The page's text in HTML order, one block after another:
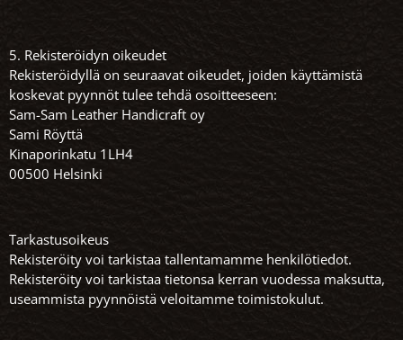
5. Rekisteröidyn oikeudet
Rekisteröidyllä on seuraavat oikeudet, joiden käyttämistä
koskevat pyynnöt tulee tehdä osoitteeseen:
Sam-Sam Leather Handicraft oy
Sami Röyttä
Kinaporinkatu 1LH4
00500 Helsinki
Tarkastusoikeus
Rekisteröity voi tarkistaa tallentamamme henkilötiedot.
Rekisteröity voi tarkistaa tietonsa kerran vuodessa maksutta,
useammista pyynnöistä veloitamme toimistokulut.